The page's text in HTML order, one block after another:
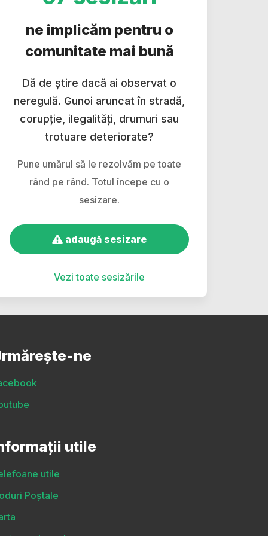
ne implicăm pentru o
comunitate mai bună
Dă de știre dacă ai observat o
neregulă. Gunoi aruncat în stradă,
corupție, ilegalități, drumuri sau
trotuare deteriorate?
Pune umărul să le rezolvăm pe toate
rând pe rând. Totul începe cu o
sesizare.
adaugă sesizare
Vezi toate sesizările
ne
utile
utile
Poștale